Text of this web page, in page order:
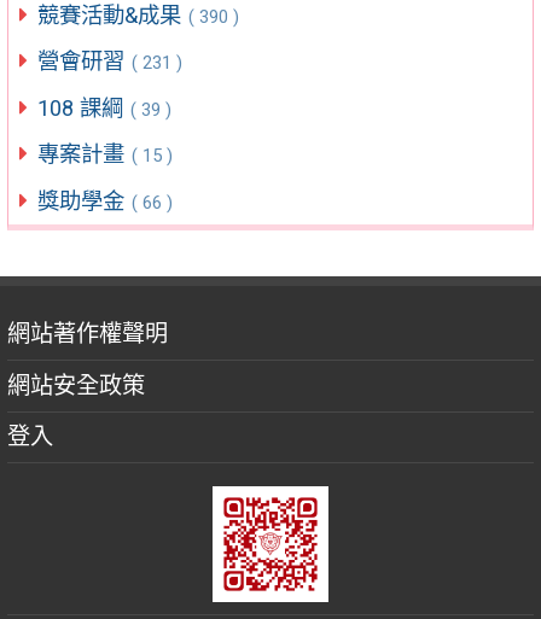
競賽活動&成果 ( 390 )
營會研習 ( 231 )
108 課綱 ( 39 )
專案計畫 ( 15 )
獎助學金 ( 66 )
網站著作權聲明
網站安全政策
登入